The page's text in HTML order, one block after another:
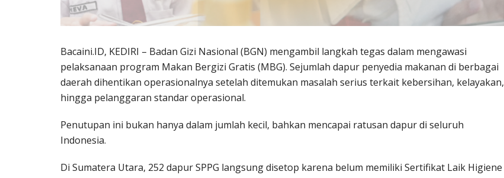
Bacaini.ID, KEDIRI – Badan Gizi Nasional (BGN) mengambil langkah tegas dalam mengawasi
pelaksanaan program Makan Bergizi Gratis (MBG). Sejumlah dapur penyedia makanan di berbagai
daerah dihentikan operasionalnya setelah ditemukan masalah serius terkait kebersihan, kelayakan,
hingga pelanggaran standar operasional.
Penutupan ini bukan hanya dalam jumlah kecil, bahkan mencapai ratusan dapur di seluruh
Indonesia.
Di Sumatera Utara, 252 dapur SPPG langsung disetop karena belum memiliki Sertifikat Laik Higiene